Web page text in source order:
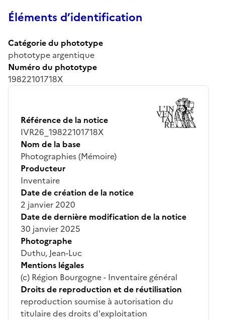
Éléments d’identification
Catégorie du phototype
phototype argentique
Numéro du phototype
19822101718X
Référence de la notice
IVR26_19822101718X
Nom de la base
Photographies (Mémoire)
Producteur
Inventaire
Date de création de la notice
2 janvier 2020
Date de dernière modification de la notice
30 janvier 2025
Photographe
Duthu, Jean-Luc
Mentions légales
(c) Région Bourgogne - Inventaire général
Droits de reproduction et de réutilisation
reproduction soumise à autorisation du
titulaire des droits d'exploitation